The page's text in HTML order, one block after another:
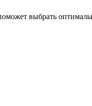
выбрать